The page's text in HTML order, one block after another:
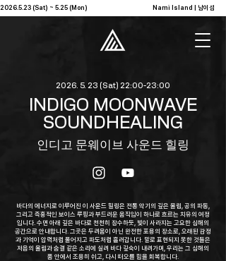
2026.5.23 (Sat) ~ 5.25 (Mon)                                              Nami Island | 남이
2026. 5. 23 (Sat) 22:00-23:00
INDIGO MOONWAVE
SOUNDHEALING
인디고 문웨이브 사운드 힐링
바다의 에너지로 이루어진 이 사운드 힐링은 전통 악기의 깊은 울림, 공의 파동,
그리고 즉흥적인 보이스 루핑과 부드러운 움직임이 하나로 흐르는 치유의 여정
입니다. 수면 아래 깊은 바다로 천천히 잠수하듯, 빛이 사라지는 고요한 심해의
공간으로 안내합니다. 그곳은 두려움이 아닌 완전한 포용의 장소로, 오래된 감정
과 기억이 압력처럼 풀어지고 파도처럼 흘러갑니다. 말로 표현되지 못한 것들은
저음의 울림과 숨결 같은 소리에 실려 바다 깊숙이 내려가며, 우리는 그 심해의
품 안에서 조용히 쉬고, 다시 떠오를 힘을 회복합니다.